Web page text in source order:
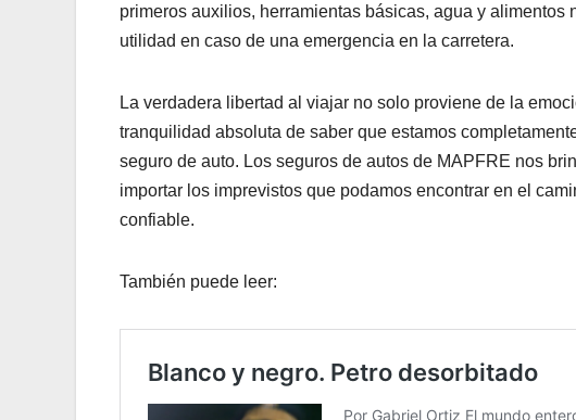
primeros auxilios, herramientas básicas, agua y
utilidad en caso de una emergencia en la carretera.
La verdadera libertad al viajar no solo proviene de la
tranquilidad absoluta de saber que estamos
seguro de auto. Los seguros de autos de MAPFRE nos
importar los imprevistos que podamos encontrar en el
confiable.
También puede leer: